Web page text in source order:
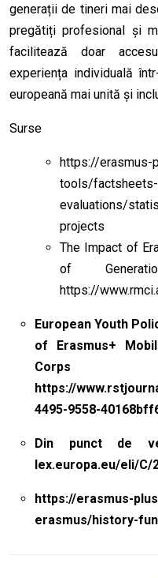
generații de tineri mai
pregătiți profesional și
facilitează doar
experiența individuală
europeană mai unită și
Surse
https://erasmus-
tools/
evaluations/
projects
The Impact of
of
https://
European Youth
of Erasmus+
https://
4495-9558-
Din punct de
lex.europa.eu/eli/C/
https://erasmus-
erasmus/history-